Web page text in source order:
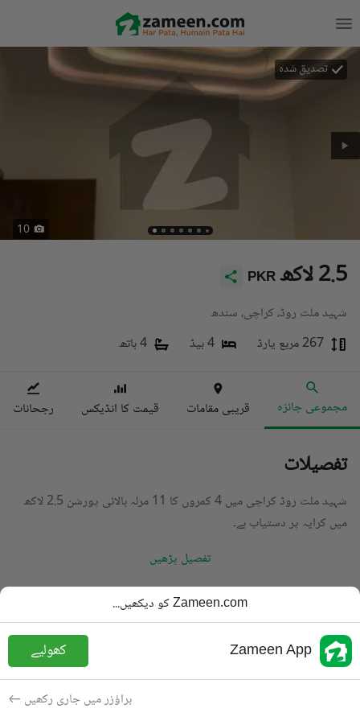
تصدیق شدہ
10
PKR 2.5 لاکھ
شہید ملت روڈ، کراچی، سندھ
267 مربع یارڈ
4 بیڈ 4 باتھ
مجموعی جائزہ قریبی مقامات قیمت کا انڈیکس رجحانات
تفصیلات
شہید ملت روڈ کراچی میں 4 کمروں کا 11 مرلہ بالائی پورشن 2.5 لاکھ
میں کرایہ پر دستیاب ہے۔
تفصیل پڑھیں
بالائی پورشن
قیمت
PKR
2.5 لاکھ
باتھ
رقبہ
267 مربع یارڈ
کرایہ پر دستیاب
Zameen.com کو دیکھیں...
Zameen App کھولیے
براؤزر میں جاری رکھیں